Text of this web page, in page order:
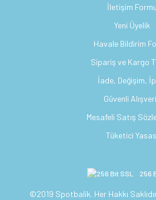
İletişim Formu
Yeni Üyelik
Havale Bildirim
Sipariş ve Kargo
İade, Değişim,
Güvenli
Mesafeli Satış
Tüketici
256
©2019 Spotbalik. Her Hakkı